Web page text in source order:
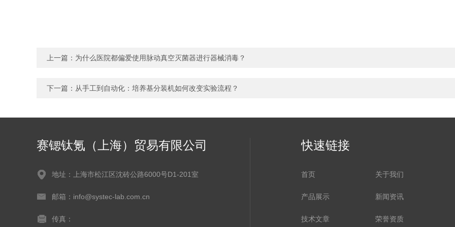
上一篇： 为什么医院都偏爱使用脉动真空灭菌器进行器械消毒？
下一篇： 从手工到自动化：培养基分装机如何改变实验流程？
赛锶钛氪（上海）贸易有限公司
地址：上海市松江区沈砖公路6000号D1-201室
邮箱：info@systec-lab.com.cn
传真：
快速链接
首页 关于我们
产品展示 新闻资讯
技术文章 荣誉资质